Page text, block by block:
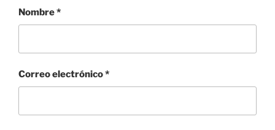
Nombre*
Correo electrónico*